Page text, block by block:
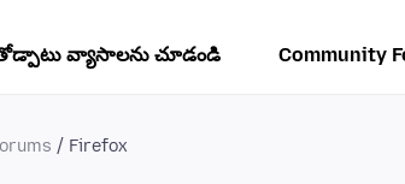
వ్యాసాలను చూడండి Community
Firefox